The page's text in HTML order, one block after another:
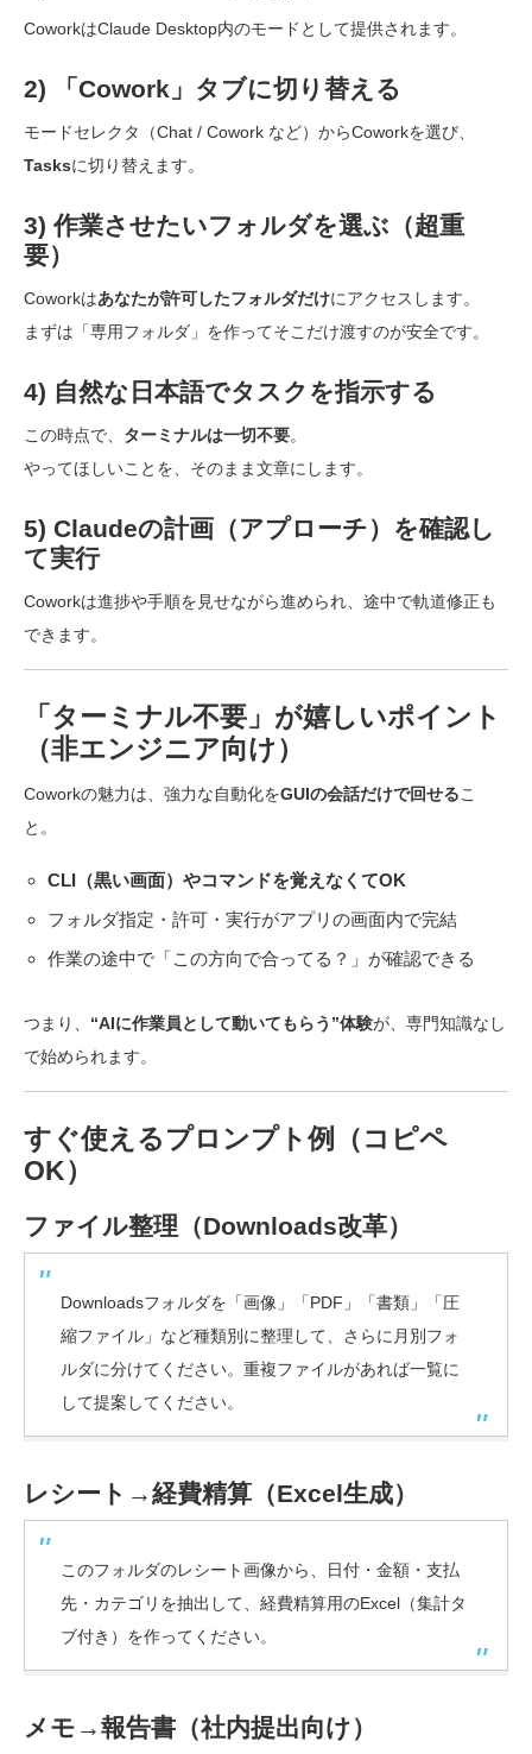
CoworkはClaude Desktop内のモードとして提供されます。
2) 「Cowork」タブに切り替える
モードセレクタ（Chat / Cowork など）からCoworkを選び、
Tasksに切り替えます。
3) 作業させたいフォルダを選ぶ（超重
要）
Coworkはあなたが許可したフォルダだけにアクセスします。
まずは「専用フォルダ」を作ってそこだけ渡すのが安全です。
4) 自然な日本語でタスクを指示する
この時点で、 ターミナルは一切不要。
やってほしいことを、そのまま文章にします。
5) Claudeの計画（アプローチ）を確認し
て実行
Coworkは進捗や手順を見せながら進められ、途中で軌道修正も
できます。
「ターミナル不要」が嬉しいポイント
（非エンジニア向け）
Coworkの魅力は、強力な自動化をGUIの会話だけで回せるこ
と。
CLI（黒い画面）やコマンドを覚えなくてOK
フォルダ指定・許可・実行がアプリの画面内で完結
作業の途中で「この方向で合ってる？」が確認できる
つまり、 “AIに作業員として動いてもらう”体験が、専門知識なし
で始められます。
すぐ使えるプロンプト例（コピペ
OK）
ファイル整理（Downloads改革）
Downloadsフォルダを「画像」「PDF」「書類」「圧
縮ファイル」など種類別に整理して、さらに月別フォ
ルダに分けてください。重複ファイルがあれば一覧に
して提案してください。
レシート→経費精算（Excel生成）
このフォルダのレシート画像から、日付・金額・支払
先・カテゴリを抽出して、経費精算用のExcel（集計タ
ブ付き）を作ってください。
メモ→報告書（社内提出向け）